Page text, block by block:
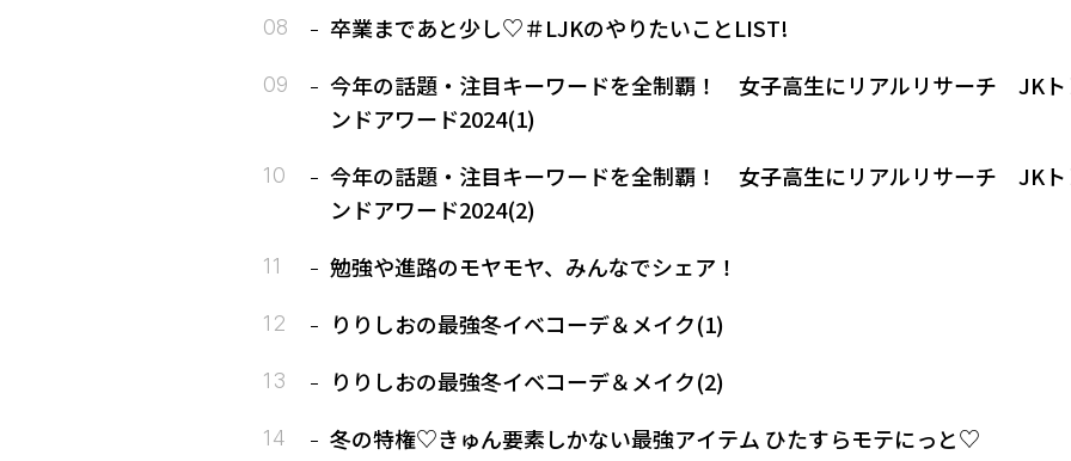
卒業まであと少し♡＃LJKのやりたいことLIST!
今年の話題・注目キーワードを全制覇！ 女子高生にリアルリサーチ JKト
ンドアワード2024(1)
今年の話題・注目キーワードを全制覇！ 女子高生にリアルリサーチ JKト
ンドアワード2024(2)
勉強や進路のモヤモヤ、みんなでシェア！
りりしおの最強冬イベコーデ＆メイク(1)
りりしおの最強冬イベコーデ＆メイク(2)
冬の特権♡きゅん要素しかない最強アイテム ひたすらモテにっと♡